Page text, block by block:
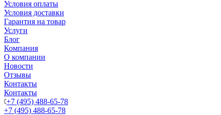
Условия оплаты
Условия доставки
Гарантия на товар
Услуги
Блог
Компания
О компании
Новости
Отзывы
Контакты
Контакты
+7 (495) 488-65-78
+7 (495) 488-65-78